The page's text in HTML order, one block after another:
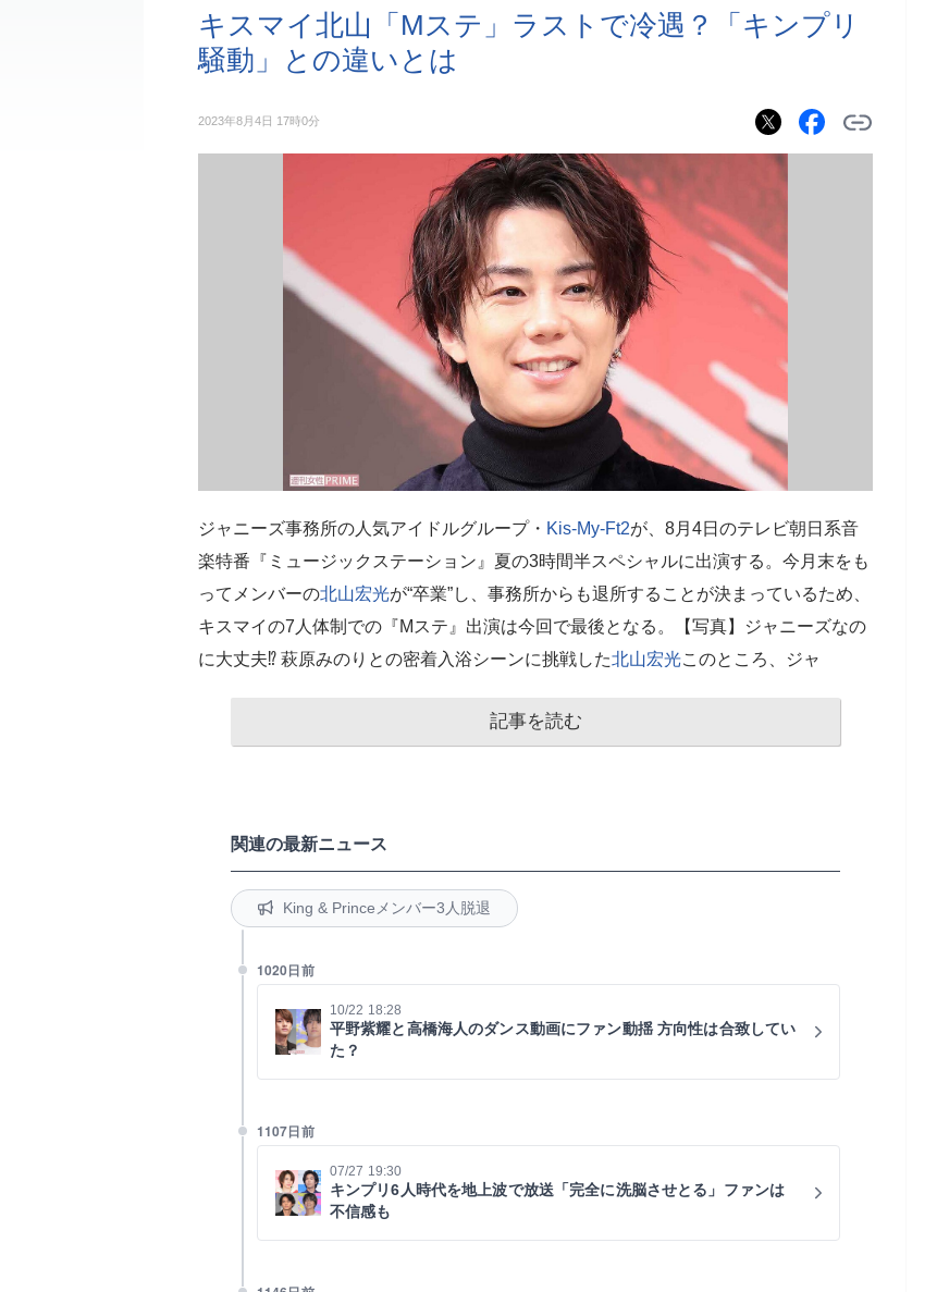
キスマイ北山「Mステ」ラストで冷遇？「キンプリ
騒動」との違いとは
2023年8月4日 17時0分
ジャニーズ事務所の人気アイドルグループ・ Kis-My-Ft2が、8月4日のテレビ朝日系音
楽特番『ミュージックステーション』夏の3時間半スペシャルに出演する。今月末をも
ってメンバーの北山宏光が“卒業”し、事務所からも退所することが決まっているため、
キスマイの7人体制での『Mステ』出演は今回で最後となる。【写真】ジャニーズなの
に大丈夫⁉︎ 萩原みのりとの密着入浴シーンに挑戦した北山宏光このところ、ジャ
記事を読む
関連の最新ニュース
King & Princeメンバー3人脱退
1020日前
10/22 18:28
平野紫耀と高橋海人のダンス動画にファン動揺 方向性は合致してい
た？
1107日前
07/27 19:30
キンプリ6人時代を地上波で放送「完全に洗脳させとる」ファンは
不信感も